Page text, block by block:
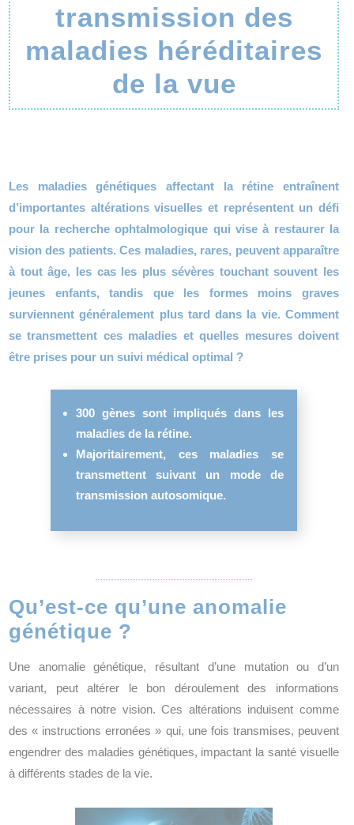
transmission des
maladies héréditaires
de la vue
Les maladies génétiques affectant la rétine entraînent
d’importantes altérations visuelles et représentent un défi
pour la recherche ophtalmologique qui vise à restaurer la
vision des patients. Ces maladies, rares, peuvent apparaître
à tout âge, les cas les plus sévères touchant souvent les
jeunes enfants, tandis que les formes moins graves
surviennent généralement plus tard dans la vie. Comment
se transmettent ces maladies et quelles mesures doivent
être prises pour un suivi médical optimal ?
300 gènes sont impliqués dans les
maladies de la rétine.
Majoritairement, ces maladies se
transmettent suivant un mode de
transmission autosomique.
Qu’est-ce qu’une anomalie
génétique ?
Une anomalie génétique, résultant d’une mutation ou d’un
variant, peut altérer le bon déroulement des informations
nécessaires à notre vision. Ces altérations induisent comme
des « instructions erronées » qui, une fois transmises, peuvent
engendrer des maladies génétiques, impactant la santé visuelle
à différents stades de la vie.